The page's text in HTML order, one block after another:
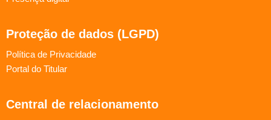
Proteção de dados (LGPD)
Política de Privacidade
Portal do Titular
Central de relacionamento